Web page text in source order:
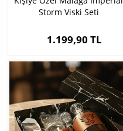
Storm Viski Seti
1.199,90 TL